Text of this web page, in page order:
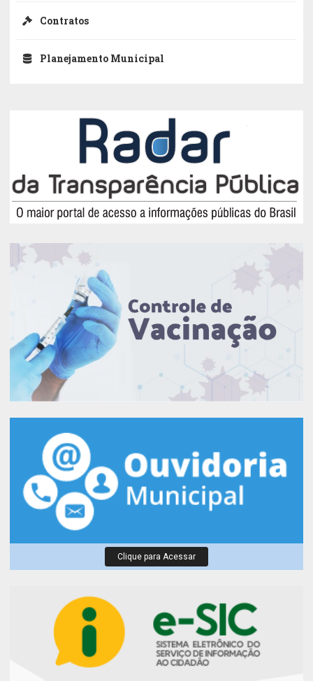
Contratos
Planejamento Municipal
Clique para Acessar